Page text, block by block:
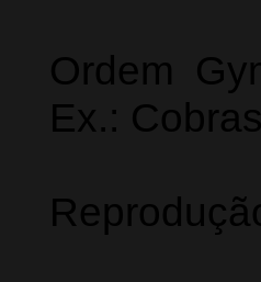
Ordem
Ex.: